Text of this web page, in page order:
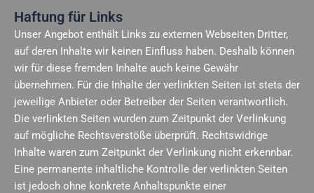
Haftung für Links
Unser Angebot enthält Links zu externen Webseiten Dritter,
auf deren Inhalte wir keinen Einfluss haben. Deshalb können
wir für diese fremden Inhalte auch keine Gewähr
übernehmen. Für die Inhalte der verlinkten Seiten ist stets der
jeweilige Anbieter oder Betreiber der Seiten verantwortlich.
Die verlinkten Seiten wurden zum Zeitpunkt der Verlinkung
auf mögliche Rechtsverstöße überprüft. Rechtswidrige
Inhalte waren zum Zeitpunkt der Verlinkung nicht erkennbar.
Eine permanente inhaltliche Kontrolle der verlinkten Seiten
ist jedoch ohne konkrete Anhaltspunkte einer